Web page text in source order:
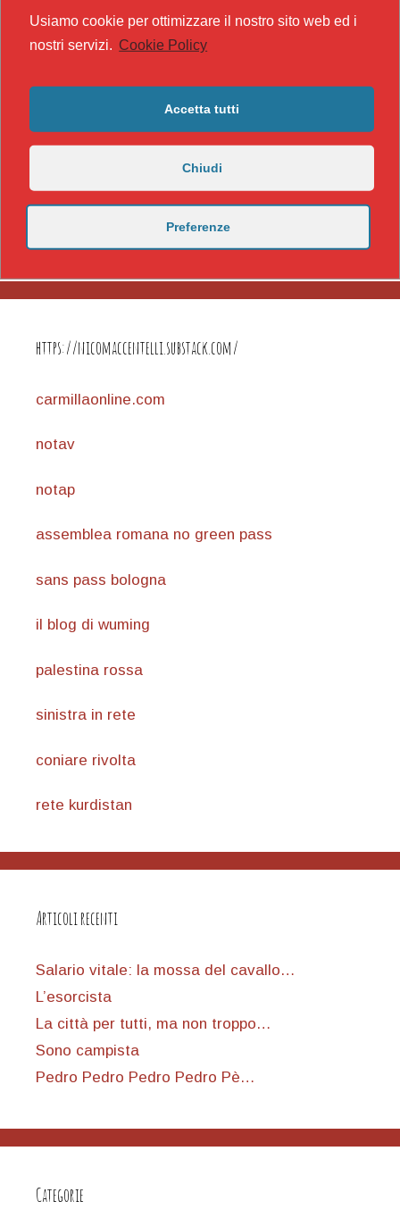
https://nicomaccentelli.substack.com/
carmillaonline.com
notav
notap
assemblea romana no green pass
sans pass bologna
il blog di wuming
palestina rossa
sinistra in rete
coniare rivolta
rete kurdistan
Articoli recenti
Salario vitale: la mossa del cavallo…
L’esorcista
La città per tutti, ma non troppo…
Sono campista
Pedro Pedro Pedro Pedro Pè…
Categorie
Usiamo cookie per ottimizzare il nostro sito web ed i
nostri servizi. Cookie Policy
Accetta tutti
Chiudi
Preferenze